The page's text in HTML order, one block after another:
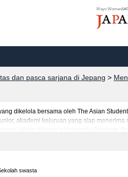
Wayo
dan pasca sarjana di Jepang >
dikelola bersama oleh The Asian
akademi kejuruan yang siap menerima
Wayo Women's University Graduate
swasta